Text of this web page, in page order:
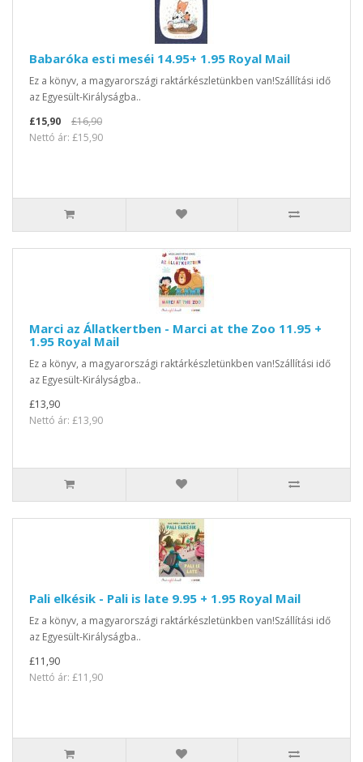
Babaróka esti meséi 14.95+ 1.95 Royal Mail
Ez a könyv, a magyarországi raktárkészletünkben van!Szállítási idő
az Egyesült-Királyságba..
£15,90
£16,90
Nettó ár: £15,90
Marci az Állatkertben - Marci at the Zoo 11.95 +
1.95 Royal Mail
Ez a könyv, a magyarországi raktárkészletünkben van!Szállítási idő
az Egyesült-Királyságba..
£13,90
Nettó ár: £13,90
Pali elkésik - Pali is late 9.95 + 1.95 Royal Mail
Ez a könyv, a magyarországi raktárkészletünkben van!Szállítási idő
az Egyesült-Királyságba..
£11,90
Nettó ár: £11,90